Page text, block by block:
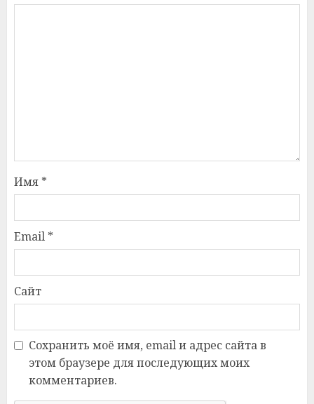
Имя *
Email *
Сайт
Сохранить моё имя, email и адрес сайта в
этом браузере для последующих моих
комментариев.